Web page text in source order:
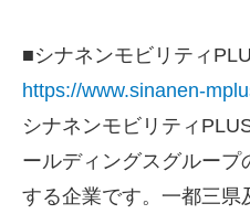
■シナネンモビリティ
https://www.sinanen-
シナネンモビリティ
ールディングスグループ
する企業です。一都三県